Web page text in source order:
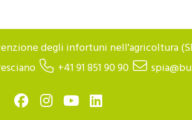
degli infortuni nell'agricoltura
+41 91 851 90 90